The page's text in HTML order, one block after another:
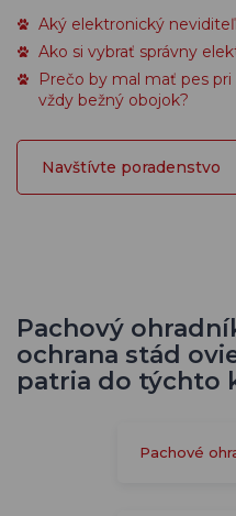
Aký elektronický
Ako si vybrať správny
Prečo by mal mať pes
vždy bežný obojok?
Navštívte poradenstvo
Pachový
ochrana stád
patria do týchto
Pachové